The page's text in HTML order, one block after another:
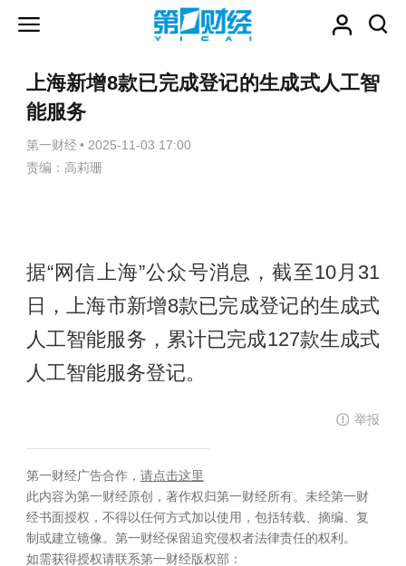
上海新增8款已完成登记的生成式人工智
能服务
第一财经 • 2025-11-03 17:00
责编：高莉珊
据“网信上海”公众号消息，截至10月31
日，上海市新增8款已完成登记的生成式
人工智能服务，累计已完成127款生成式
人工智能服务登记。
举报
第一财经广告合作， 请点击这里
此内容为第一财经原创，著作权归第一财经所有。未经第一财
经书面授权，不得以任何方式加以使用，包括转载、摘编、复
制或建立镜像。第一财经保留追究侵权者法律责任的权利。
如需获得授权请联系第一财经版权部：